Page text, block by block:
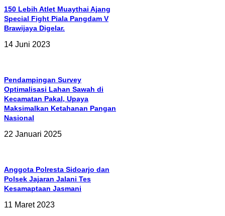
150 Lebih Atlet Muaythai Ajang
Special Fight Piala Pangdam V
Brawijaya Digelar.
14 Juni 2023
Pendampingan Survey
Optimalisasi Lahan Sawah di
Kecamatan Pakal, Upaya
Maksimalkan Ketahanan Pangan
Nasional
22 Januari 2025
Anggota Polresta Sidoarjo dan
Polsek Jajaran Jalani Tes
Kesamaptaan Jasmani
11 Maret 2023